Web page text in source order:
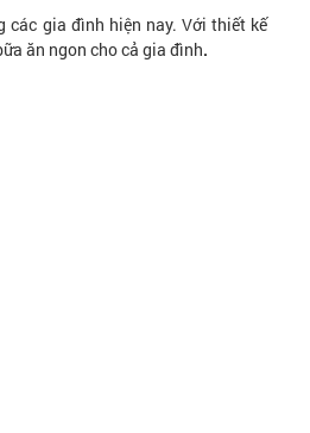
các gia đình hiện nay. Với thiết kế
ăn ngon cho cả gia đình.